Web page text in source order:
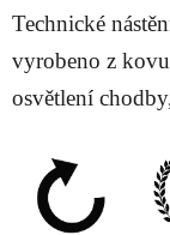
Technické
vyrobeno z
osvětlení